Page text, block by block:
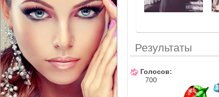
Результаты
Голосов:
700